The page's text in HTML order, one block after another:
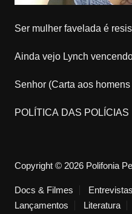
Ser mulher favelada é
Ainda vejo Lynch
Senhor (Carta aos
POLÍTICA DAS POLÍCIAS
Copyright © 2026 Polifonia
Docs & Filmes Entrevistas
Lançamentos
Literatura